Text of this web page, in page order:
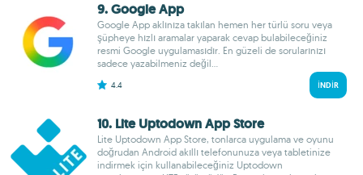
9. Google App
Google App aklınıza takılan hemen her türlü soru veya
şüpheye hızlı aramalar yaparak cevap bulabileceğiniz
resmi Google uygulamasıdır. En güzeli de sorularınızı
sadece yazabilmeniz değil...
4.4 İNDIR
10. Lite Uptodown App Store
Lite Uptodown App Store, tonlarca uygulama ve oyunu
doğrudan Android akıllı telefonunuza veya tabletinize
indirmek için kullanabileceğiniz Uptodown